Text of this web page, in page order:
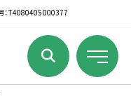
：T4080405000377